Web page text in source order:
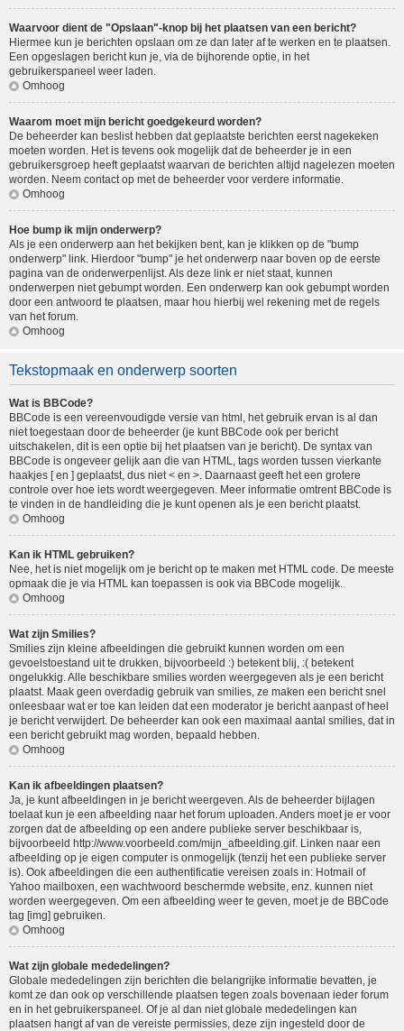
Waarvoor dient de "Opslaan"-knop bij het plaatsen van een bericht?
Hiermee kun je berichten opslaan om ze dan later af te werken en te plaatsen.
Een opgeslagen bericht kun je, via de bijhorende optie, in het
gebruikerspaneel weer laden.
Omhoog
Waarom moet mijn bericht goedgekeurd worden?
De beheerder kan beslist hebben dat geplaatste berichten eerst nagekeken
moeten worden. Het is tevens ook mogelijk dat de beheerder je in een
gebruikersgroep heeft geplaatst waarvan de berichten altijd nagelezen moeten
worden. Neem contact op met de beheerder voor verdere informatie.
Omhoog
Hoe bump ik mijn onderwerp?
Als je een onderwerp aan het bekijken bent, kan je klikken op de "bump
onderwerp" link. Hierdoor "bump" je het onderwerp naar boven op de eerste
pagina van de onderwerpenlijst. Als deze link er niet staat, kunnen
onderwerpen niet gebumpt worden. Een onderwerp kan ook gebumpt worden
door een antwoord te plaatsen, maar hou hierbij wel rekening met de regels
van het forum.
Omhoog
Tekstopmaak en onderwerp soorten
Wat is BBCode?
BBCode is een vereenvoudigde versie van html, het gebruik ervan is al dan
niet toegestaan door de beheerder (je kunt BBCode ook per bericht
uitschakelen, dit is een optie bij het plaatsen van je bericht). De syntax van
BBCode is ongeveer gelijk aan die van HTML, tags worden tussen vierkante
haakjes [ en ] geplaatst, dus niet < en >. Daarnaast geeft het een grotere
controle over hoe iets wordt weergegeven. Meer informatie omtrent BBCode is
te vinden in de handleiding die je kunt openen als je een bericht plaatst.
Omhoog
Kan ik HTML gebruiken?
Nee, het is niet mogelijk om je bericht op te maken met HTML code. De meeste
opmaak die je via HTML kan toepassen is ook via BBCode mogelijk.
Omhoog
Wat zijn Smilies?
Smilies zijn kleine afbeeldingen die gebruikt kunnen worden om een
gevoelstoestand uit te drukken, bijvoorbeeld :) betekent blij, :( betekent
ongelukkig. Alle beschikbare smilies worden weergegeven als je een bericht
plaatst. Maak geen overdadig gebruik van smilies, ze maken een bericht snel
onleesbaar wat er toe kan leiden dat een moderator je bericht aanpast of heel
je bericht verwijdert. De beheerder kan ook een maximaal aantal smilies, dat in
een bericht gebruikt mag worden, bepaald hebben.
Omhoog
Kan ik afbeeldingen plaatsen?
Ja, je kunt afbeeldingen in je bericht weergeven. Als de beheerder bijlagen
toelaat kun je een afbeelding naar het forum uploaden. Anders moet je er voor
zorgen dat de afbeelding op een andere publieke server beschikbaar is,
bijvoorbeeld http://www.voorbeeld.com/mijn_afbeelding.gif. Linken naar een
afbeelding op je eigen computer is onmogelijk (tenzij het een publieke server
is). Ook afbeeldingen die een authentificatie vereisen zoals in: Hotmail of
Yahoo mailboxen, een wachtwoord beschermde website, enz. kunnen niet
worden weergegeven. Om een afbeelding weer te geven, moet je de BBCode
tag [img] gebruiken.
Omhoog
Wat zijn globale mededelingen?
Globale mededelingen zijn berichten die belangrijke informatie bevatten, je
komt ze dan ook op verschillende plaatsen tegen zoals bovenaan ieder forum
en in het gebruikerspaneel. Of je al dan niet globale mededelingen kan
plaatsen hangt af van de vereiste permissies, deze zijn ingesteld door de